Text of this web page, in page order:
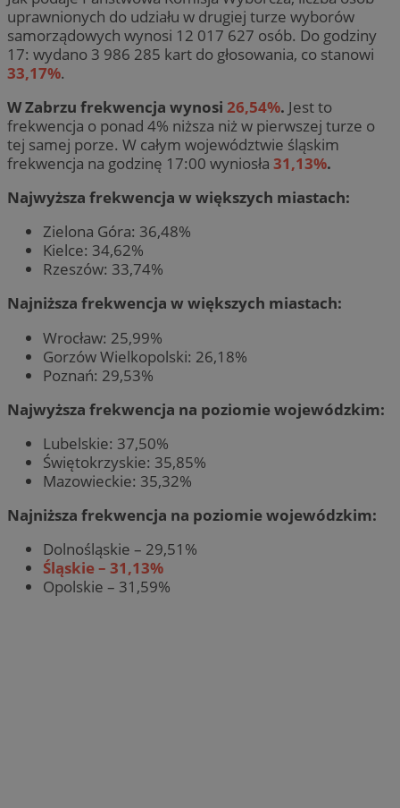
uprawnionych do udziału w drugiej turze wyborów
samorządowych wynosi 12 017 627 osób. Do godziny
17: wydano 3 986 285 kart do głosowania, co stanowi
33,17%.
W Zabrzu frekwencja wynosi 26,54%. Jest to
frekwencja o ponad 4% niższa niż w pierwszej turze o
tej samej porze. W całym województwie śląskim
frekwencja na godzinę 17:00 wyniosła 31,13%.
Najwyższa frekwencja w większych miastach:
Zielona Góra: 36,48%
Kielce: 34,62%
Rzeszów: 33,74%
Najniższa frekwencja w większych miastach:
Wrocław: 25,99%
Gorzów Wielkopolski: 26,18%
Poznań: 29,53%
Najwyższa frekwencja na poziomie wojewódzkim:
Lubelskie: 37,50%
Świętokrzyskie: 35,85%
Mazowieckie: 35,32%
Najniższa frekwencja na poziomie wojewódzkim:
Dolnośląskie – 29,51%
Śląskie – 31,13%
Opolskie – 31,59%